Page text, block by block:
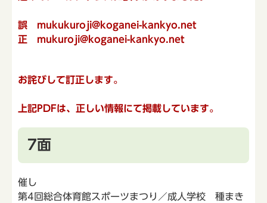
誤 mukukuroji@koganei-kankyo.net
正 mukuroji@koganei-kankyo.net
お詫びして訂正します。
上記PDFは、正しい情報にて掲載しています。
7面
催し
第4回総合体育館スポーツまつり／成人学校 種まき